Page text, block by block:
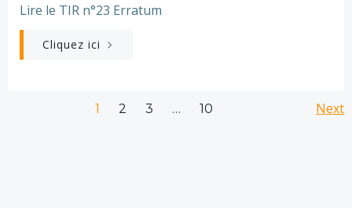
Lire le TIR n°23 Erratum
Cliquez ici
Page
1 Page
2 Page
3 … Page
10 Next